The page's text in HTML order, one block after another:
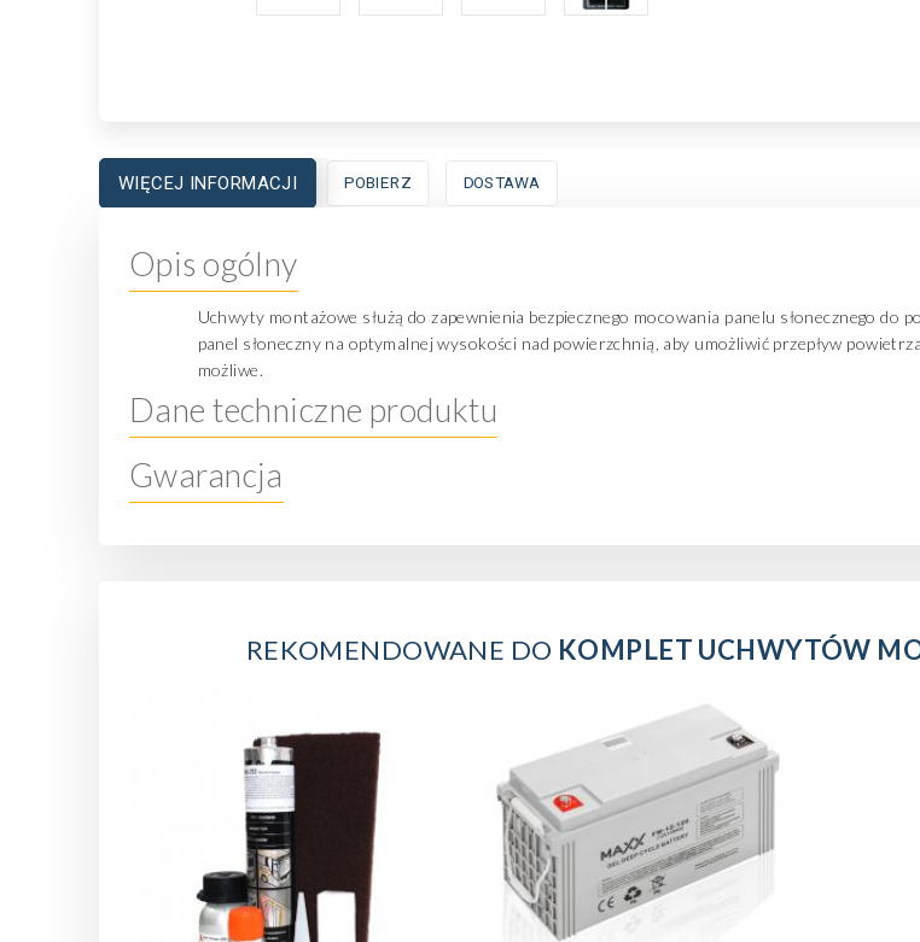
WIĘCEJ INFORMACJI POBIERZ DOSTAWA
Opis ogólny
Uchwyty montażowe służą do zapewnienia bezpiecznego mocowania panelu słonecznego do
panel słoneczny na optymalnej wysokości nad powierzchnią, aby umożliwić przepływ
możliwe.
Dane techniczne produktu
Gwarancja
REKOMENDOWANE DO KOMPLET UCHWYTÓW